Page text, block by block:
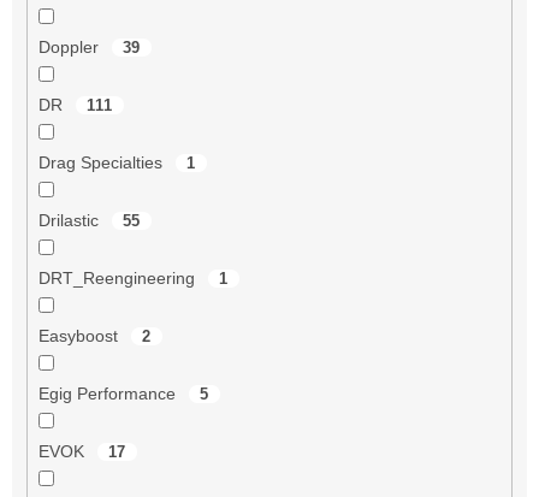
Doppler 39
DR 111
Drag Specialties 1
Drilastic 55
DRT_Reengineering 1
Easyboost 2
Egig Performance 5
EVOK 17